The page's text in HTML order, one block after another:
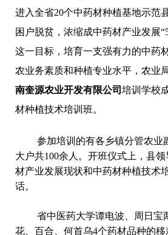
进入全省20个中药材种植基地示范
困户脱贫，浓缩成中药材产业发展
这一目标，培育一支强有力的中药
农业务素质和种植专业水平，农业
南奎源农业开发有限公司 培训学校
材种植技术培训班。
参加培训的有各乡镇分管农业
大户共100余人。开班仪式上，县
材产业发展现状和中药材种植技术
话。
省中医药大学谭电波、周日宝
花、百合、何首乌4个药材品种的